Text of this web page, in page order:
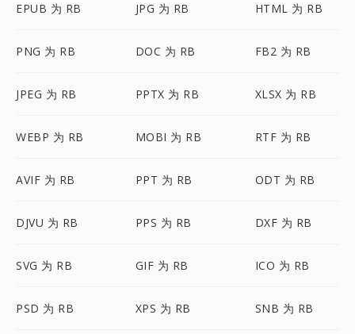
EPUB 为 RB JPG 为 RB HTML 为 RB
PNG 为 RB DOC 为 RB FB2 为 RB
JPEG 为 RB PPTX 为 RB XLSX 为 RB
WEBP 为 RB MOBI 为 RB RTF 为 RB
AVIF 为 RB PPT 为 RB ODT 为 RB
DJVU 为 RB PPS 为 RB DXF 为 RB
SVG 为 RB GIF 为 RB ICO 为 RB
PSD 为 RB XPS 为 RB SNB 为 RB